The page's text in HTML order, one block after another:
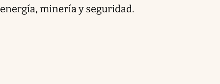
energía, minería y seguridad.